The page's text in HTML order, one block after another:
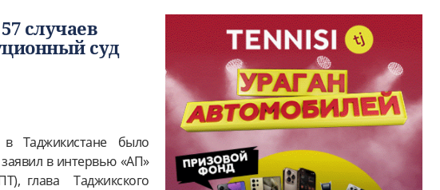
случаев
суд
Таджикистане было
в интервью «АП»
глава Таджикского